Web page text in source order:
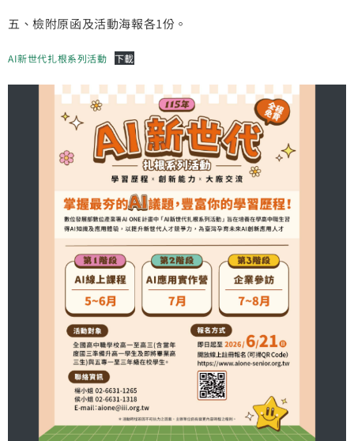
五、檢附原函及活動海報各1份。
AI新世代扎根系列活動 下載